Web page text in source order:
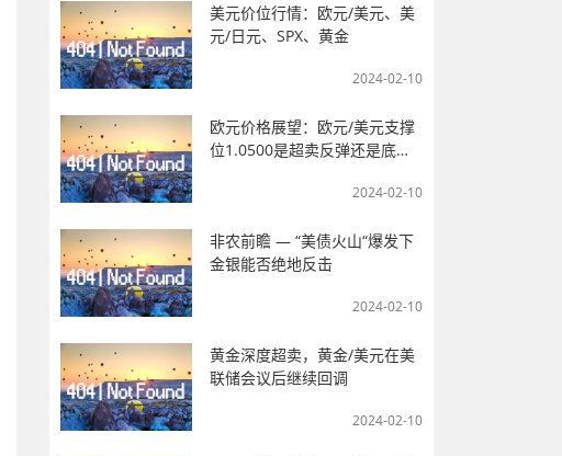
美元价位行情：欧元/美元、美
元/日元、SPX、黄金
2024-02-10
欧元价格展望：欧元/美元支撑
位1.0500是超卖反弹还是底
2024-02-10
非农前瞻 — “美债火山“爆发下
金银能否绝地反击
2024-02-10
黄金深度超卖，黄金/美元在美
联储会议后继续回调
2024-02-10